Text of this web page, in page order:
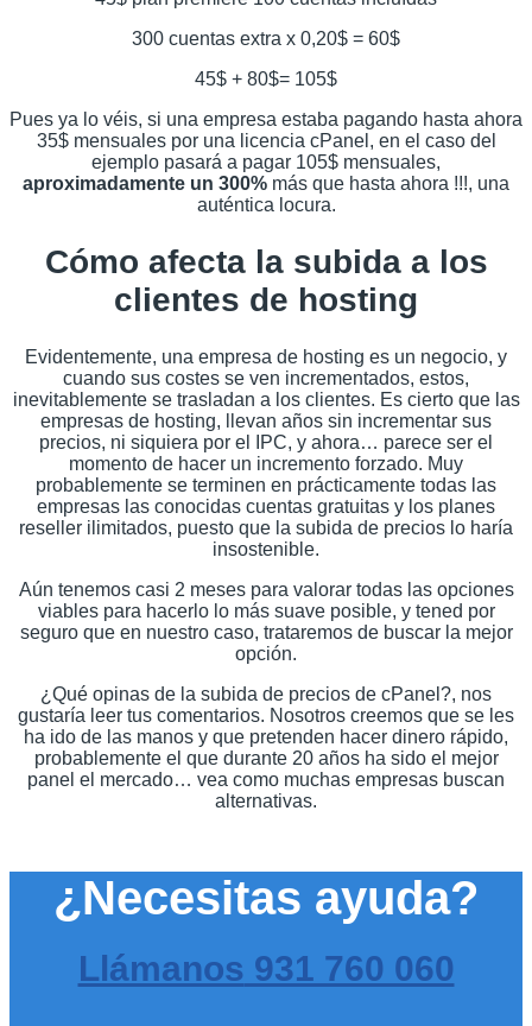
300 cuentas extra x 0,20$ = 60$
45$ + 80$= 105$
Pues ya lo véis, si una empresa estaba pagando hasta ahora
35$ mensuales por una licencia cPanel, en el caso del
ejemplo pasará a pagar 105$ mensuales,
aproximadamente un 300% más que hasta ahora !!!, una
auténtica locura.
Cómo afecta la subida a los
clientes de hosting
Evidentemente, una empresa de hosting es un negocio, y
cuando sus costes se ven incrementados, estos,
inevitablemente se trasladan a los clientes. Es cierto que las
empresas de hosting, llevan años sin incrementar sus
precios, ni siquiera por el IPC, y ahora… parece ser el
momento de hacer un incremento forzado. Muy
probablemente se terminen en prácticamente todas las
empresas las conocidas cuentas gratuitas y los planes
reseller ilimitados, puesto que la subida de precios lo haría
insostenible.
Aún tenemos casi 2 meses para valorar todas las opciones
viables para hacerlo lo más suave posible, y tened por
seguro que en nuestro caso, trataremos de buscar la mejor
opción.
¿Qué opinas de la subida de precios de cPanel?, nos
gustaría leer tus comentarios. Nosotros creemos que se les
ha ido de las manos y que pretenden hacer dinero rápido,
probablemente el que durante 20 años ha sido el mejor
panel el mercado… vea como muchas empresas buscan
alternativas.
¿Necesitas ayuda?
Llámanos 931 760 060